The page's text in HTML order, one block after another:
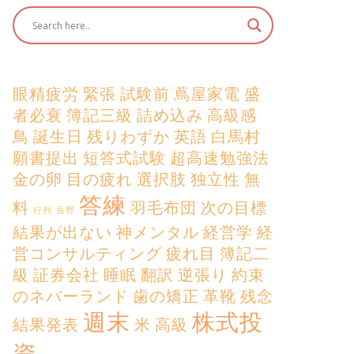
眼精疲労 緊張 試験前 蔦屋家電 盛
者必衰 簿記三級 詰め込み 高級感
鳥 誕生日 残りわずか 英語 白馬村
願書提出 短答式試験 超高速勉強法
金の卵 目の疲れ 選択肢 独立性 無
料 行列 長野 答練 羽毛布団 次の目標
結果が出ない 神メンタル 経営学 経
営コンサルティング 疲れ目 簿記二
級 証券会社 睡眠 翻訳 逆張り 約束
のネバーランド 歯の矯正 革靴 残念
結果発表 週末 米 高級 株式投